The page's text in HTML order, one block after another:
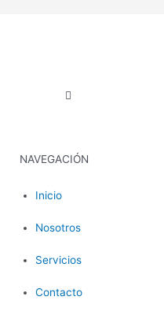
NAVEGACIÓN
Inicio
Nosotros
Servicios
Contacto